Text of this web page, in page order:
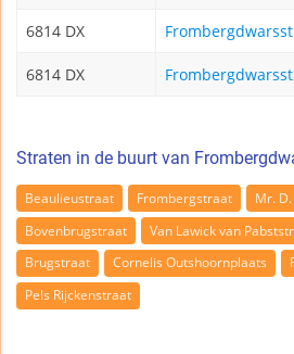
6814 DX
6814 DX
Straten in de buurt van
Beaulieustraat Frombergstraat
Mr.
Bovenbrugstraat
Van Lawick van
Brugstraat
Cornelis Outshoornplaats
Pels Rijckenstraat